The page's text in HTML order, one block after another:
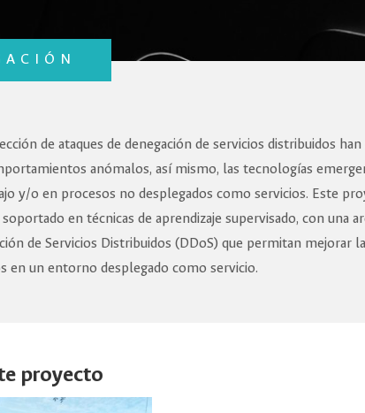
de ataques de denegación de servicios distribuidos
anómalos, así mismo, las tecnologías
y/o en procesos no desplegados como servicios. Este
en técnicas de aprendizaje supervisado, con una
de Servicios Distribuidos (DDoS) que permitan mejorar
en un entorno desplegado como servicio.
proyecto